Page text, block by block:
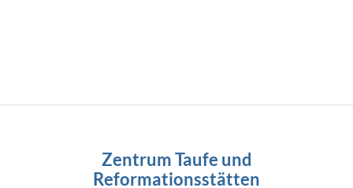
Zentrum Taufe und
Reformationsstätten